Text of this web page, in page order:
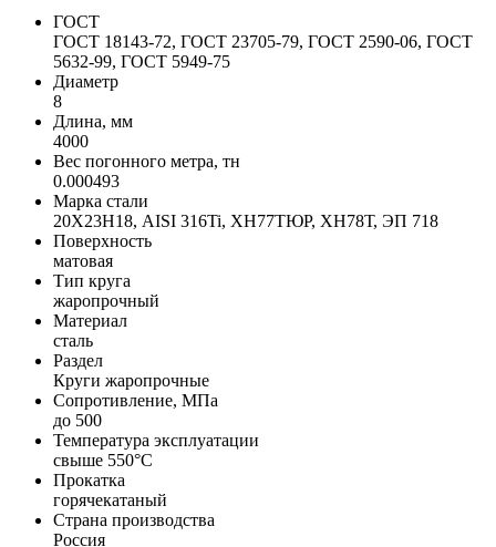
ГОСТ
ГОСТ 18143-72, ГОСТ 23705-79, ГОСТ 2590-06, ГОСТ
5632-99, ГОСТ 5949-75
Диаметр
8
Длина, мм
4000
Вес погонного метра, тн
0.000493
Марка стали
20Х23Н18, AISI 316Ti, ХН77ТЮР, ХН78Т, ЭП 718
Поверхность
матовая
Тип круга
жаропрочный
Материал
сталь
Раздел
Круги жаропрочные
Сопротивление, МПа
до 500
Температура эксплуатации
свыше 550°С
Прокатка
горячекатаный
Страна производства
Россия